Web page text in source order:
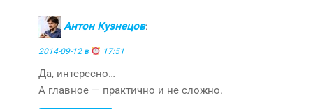
Антон Кузнецов:
2014-09-12 в 17:51
Да, интересно…
А главное — практично и не сложно.